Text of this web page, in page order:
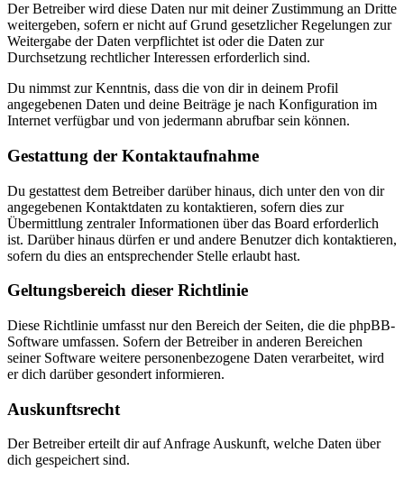
Der Betreiber wird diese Daten nur mit deiner Zustimmung an Dritte
weitergeben, sofern er nicht auf Grund gesetzlicher Regelungen zur
Weitergabe der Daten verpflichtet ist oder die Daten zur
Durchsetzung rechtlicher Interessen erforderlich sind.
Du nimmst zur Kenntnis, dass die von dir in deinem Profil
angegebenen Daten und deine Beiträge je nach Konfiguration im
Internet verfügbar und von jedermann abrufbar sein können.
Gestattung der Kontaktaufnahme
Du gestattest dem Betreiber darüber hinaus, dich unter den von dir
angegebenen Kontaktdaten zu kontaktieren, sofern dies zur
Übermittlung zentraler Informationen über das Board erforderlich
ist. Darüber hinaus dürfen er und andere Benutzer dich kontaktieren,
sofern du dies an entsprechender Stelle erlaubt hast.
Geltungsbereich dieser Richtlinie
Diese Richtlinie umfasst nur den Bereich der Seiten, die die phpBB-
Software umfassen. Sofern der Betreiber in anderen Bereichen
seiner Software weitere personenbezogene Daten verarbeitet, wird
er dich darüber gesondert informieren.
Auskunftsrecht
Der Betreiber erteilt dir auf Anfrage Auskunft, welche Daten über
dich gespeichert sind.